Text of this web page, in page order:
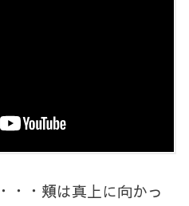
・頬は真上に向かっ